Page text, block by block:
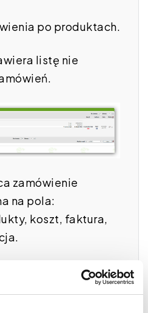
po produktach.
listę nie
zamówienie
na pola:
koszt, faktura,
znajdują się ikonki:
pokaż fakturę,